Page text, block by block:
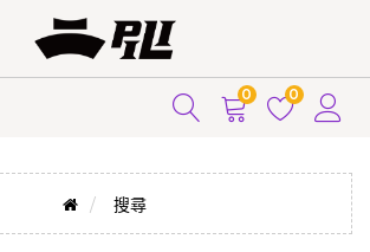
0 0
搜尋